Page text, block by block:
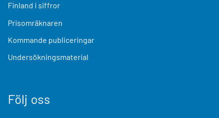
Finland i siffror
Prisomräknaren
Kommande publiceringar
Undersökningsmaterial
Följ oss